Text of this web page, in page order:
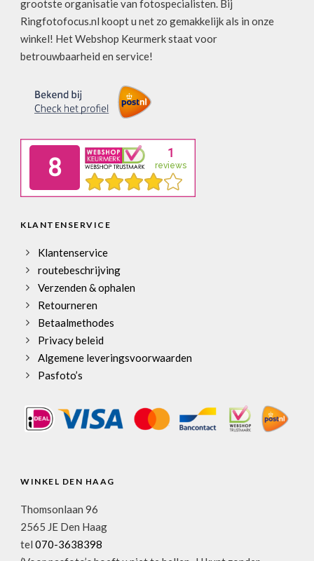
grootste organisatie van fotospecialisten. Bij
Ringfotofocus.nl koopt u net zo gemakkelijk als in onze
winkel! Het Webshop Keurmerk staat voor
betrouwbaarheid en service!
KLANTENSERVICE
Klantenservice
routebeschrijving
Verzenden & ophalen
Retourneren
Betaalmethodes
Privacy beleid
Algemene leveringsvoorwaarden
Pasfoto’s
WINKEL DEN HAAG
Thomsonlaan 96
2565 JE Den Haag
tel 070-3638398